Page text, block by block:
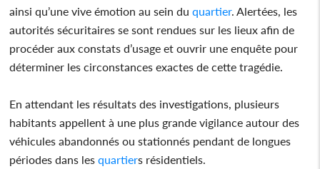
ainsi qu’une vive émotion au sein duquartier. Alertées, les
autorités sécuritaires se sont rendues sur les lieux afin de
procéder aux constats d’usage et ouvrir une enquête pour
déterminer les circonstances exactes de cette tragédie.
En attendant les résultats des investigations, plusieurs
habitants appellent à une plus grande vigilance autour des
véhicules abandonnés ou stationnés pendant de longues
périodes dans lesquartiers résidentiels.